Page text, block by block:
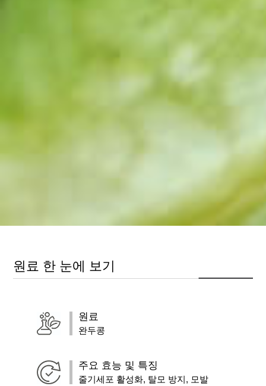
원료 한 눈에 보기
원료
완두콩
주요 효능 및 특징
줄기세포 활성화, 탈모 방지, 모발